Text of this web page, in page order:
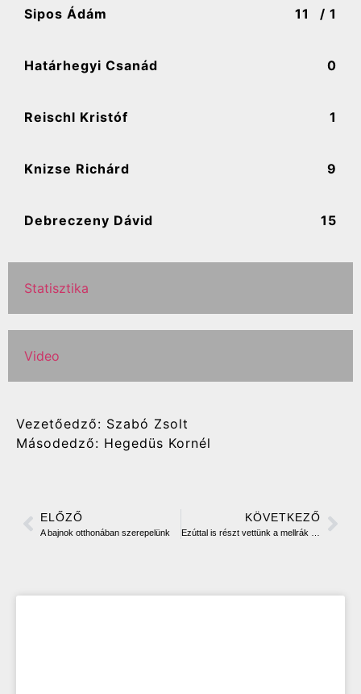
Sipos Ádám 11 / 1
Határhegyi Csanád 0
Reischl Kristóf 1
Knizse Richárd 9
Debreczeny Dávid 15
Statisztika
Video
Vezetőedző: Szabó Zsolt
Másodedző: Hegedüs Kornél
ELŐZŐ
A bajnok otthonában szerepelünk
KÖVETKEZŐ